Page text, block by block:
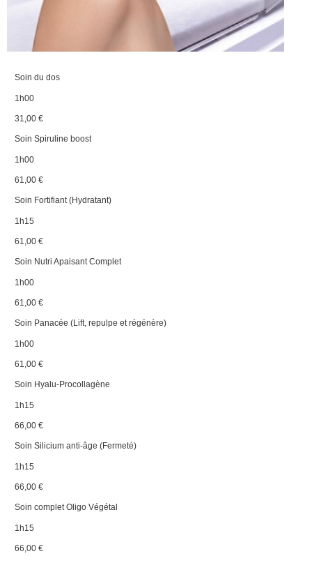
Soin du dos
1h00
31,00 €
Soin Spiruline boost
1h00
61,00 €
Soin Fortifiant (Hydratant)
1h15
61,00 €
Soin Nutri Apaisant Complet
1h00
61,00 €
Soin Panacée (Lift, repulpe et régénère)
1h00
61,00 €
Soin Hyalu-Procollagène
1h15
66,00 €
Soin Silicium anti-âge (Fermeté)
1h15
66,00 €
Soin complet Oligo Végétal
1h15
66,00 €